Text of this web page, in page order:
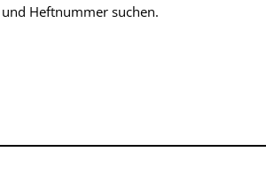
Heftnummer suchen.